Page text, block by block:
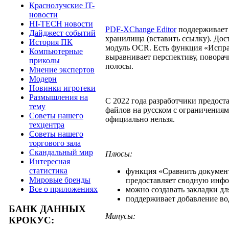
Краснолучские IT-
новости
HI-TECH новости
Дайджест событий
История ПК
Компьютерные
приколы
Мнение экспертов
Модерн
Новинки игротеки
Размышления на
тему
Советы нашего
техцентра
Советы нашего
торгового зала
Скандальный мир
Интересная
статистика
Мировые бренды
Все о приложениях
БАНК ДАННЫХ
КРОКУС:
PDF-XChange Editorподдерживает
хранилища (вставить ссылку).
модуль OCR. Есть функция
выравнивает перспективу,
полосы.
С 2022 года разработчики
файлов на русском с
официально нельзя.
Плюсы:
функция «Сравнить
предоставляет сводную
можно создавать закладки
поддерживает добавление
Минусы: